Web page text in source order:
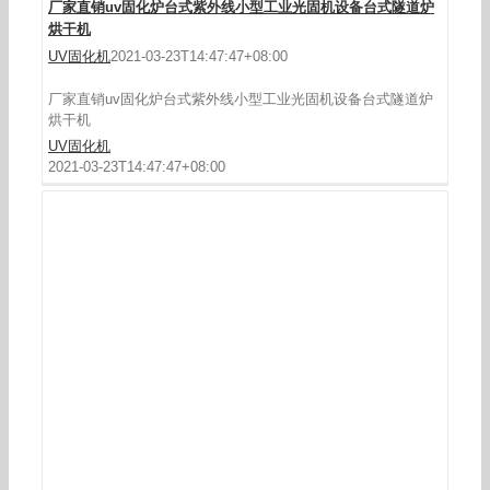
厂家直销uv固化炉台式紫外线小型工业光固机设备台式隧道炉
烘干机
UV固化机2021-03-23T14:47:47+08:00
厂家直销uv固化炉台式紫外线小型工业光固机设备台式隧道炉
烘干机
UV固化机
2021-03-23T14:47:47+08:00